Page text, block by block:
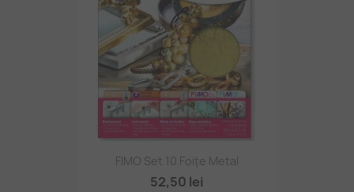
FIMO Set 10 Foițe Metal
52,50 lei